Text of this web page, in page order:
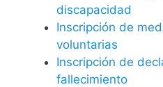
discapacidad
Inscripción de
voluntarias
Inscripción de
fallecimiento